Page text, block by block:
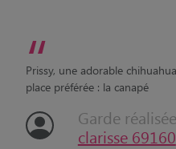
“
Prissy, une adorable
place préférée : la canapé
Garde
clarisse 69160